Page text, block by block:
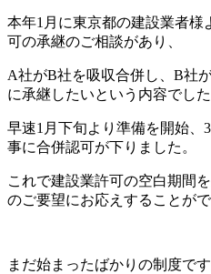
本年1月に東京都の建設業者
可の承継のご相談があり、
A社がB社を吸収合併し、B社
に承継したいという内容でした
早速1月下旬より準備を開始、
事に合併認可が下りました。
これで建設業許可の空白期間
のご要望にお応えすることがで
まだ始まったばかりの制度で